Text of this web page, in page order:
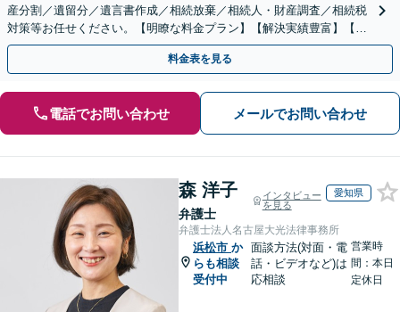
産分割／遺留分／遺言書作成／相続放棄／相続人・財産調査／相続税
対策等お任せください。【明瞭な料金プラン】【解決実績豊富】【電
話相談可】
料金表を見る
電話でお問い合わせ メールでお問い合わせ
森 洋子
弁護士
インタビュー
を見る
愛知県
弁護士法人名古屋大光法律事務所
浜松市 か
らも相談
受付中
面談方法(対面・電
話・ビデオなど)は
応相談
営業時
間：本日
定休日